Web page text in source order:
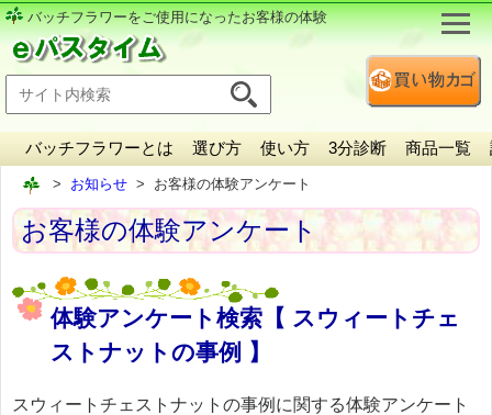
バッチフラワーをご使用になったお客様の体験
バッチフラワーとは 選び方 使い方 3分診断 商品一覧
お知らせ お客様の体験アンケート
お客様の体験アンケート
体験アンケート検索【 スウィートチェ
ストナットの事例 】
スウィートチェストナットの事例に関する体験アンケート